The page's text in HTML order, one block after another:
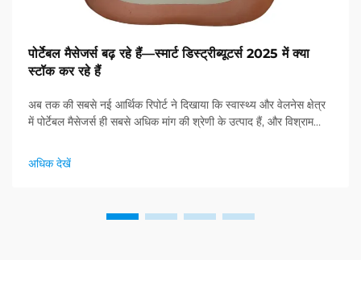
पोर्टेबल मैसेजर्स बढ़ रहे हैं—स्मार्ट डिस्ट्रीब्यूटर्स 2025 में क्या
स्टॉक कर रहे हैं
अब तक की सबसे नई आर्थिक रिपोर्ट ने दिखाया कि स्वास्थ्य और वेलनेस क्षेत्र
में पोर्टेबल मैसेजर्स ही सबसे अधिक मांग की श्रेणी के उत्पाद हैं, और विश्राम
अधिक देखें